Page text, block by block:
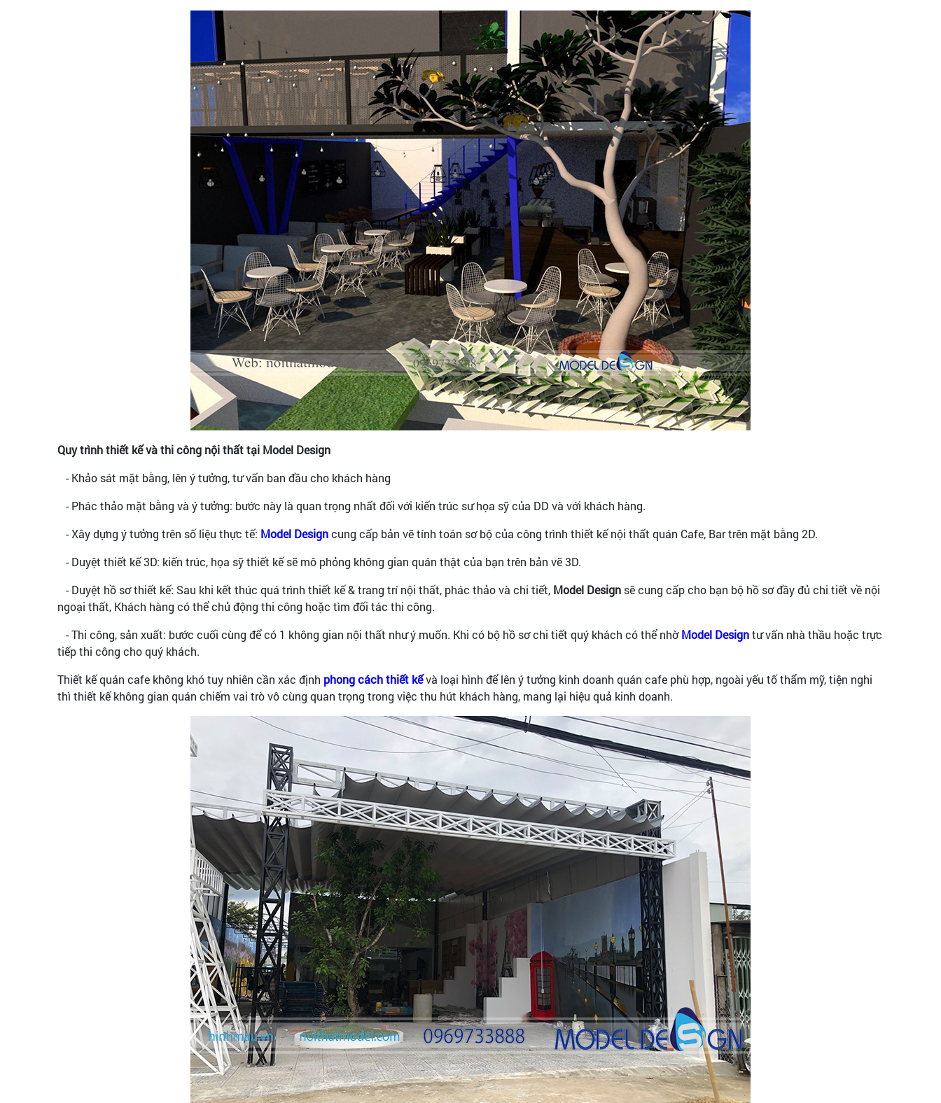
Quy trình thiết kế và thi công nội thất tại Model Design
- Khảo sát mặt bằng, lên ý tưởng, tư vấn ban đầu cho khách hàng
- Phác thảo mặt bằng và ý tưởng: bước này là quan trọng nhất đối với kiến trúc sư họa sỹ của DD và với khách hàng.
- Xây dựng ý tưởng trên số liệu thực tế: Model Designcung cấp bản vẽ tính toán sơ bộ của công trình thiết kế nội thất quán Cafe, Bar trên mặt bằng 2D.
- Duyệt thiết kế 3D: kiến trúc, họa sỹ thiết kế sẽ mô phỏng không gian quán thật của bạn trên bản vẽ 3D.
- Duyệt hồ sơ thiết kế: Sau khi kết thúc quá trình thiết kế & trang trí nội thất, phác thảo và chi tiết, Model Design sẽ cung cấp cho bạn bộ hồ sơ đầy đủ chi tiết về nội
ngoại thất, Khách hàng có thể chủ động thi công hoặc tìm đối tác thi công.
- Thi công, sản xuất: bước cuối cùng để có 1 không gian nội thất như ý muốn. Khi có bộ hồ sơ chi tiết quý khách có thể nhờModel Designtư vấn nhà thầu hoặc trực
tiếp thi công cho quý khách.
Thiết kế quán cafe không khó tuy nhiên cần xác định phong cách thiết kếvà loại hình để lên ý tưởng kinh doanh quán cafe phù hợp, ngoài yếu tố thẩm mỹ, tiện nghi
thì thiết kế không gian quán chiếm vai trò vô cùng quan trọng trong việc thu hút khách hàng, mang lại hiệu quả kinh doanh.